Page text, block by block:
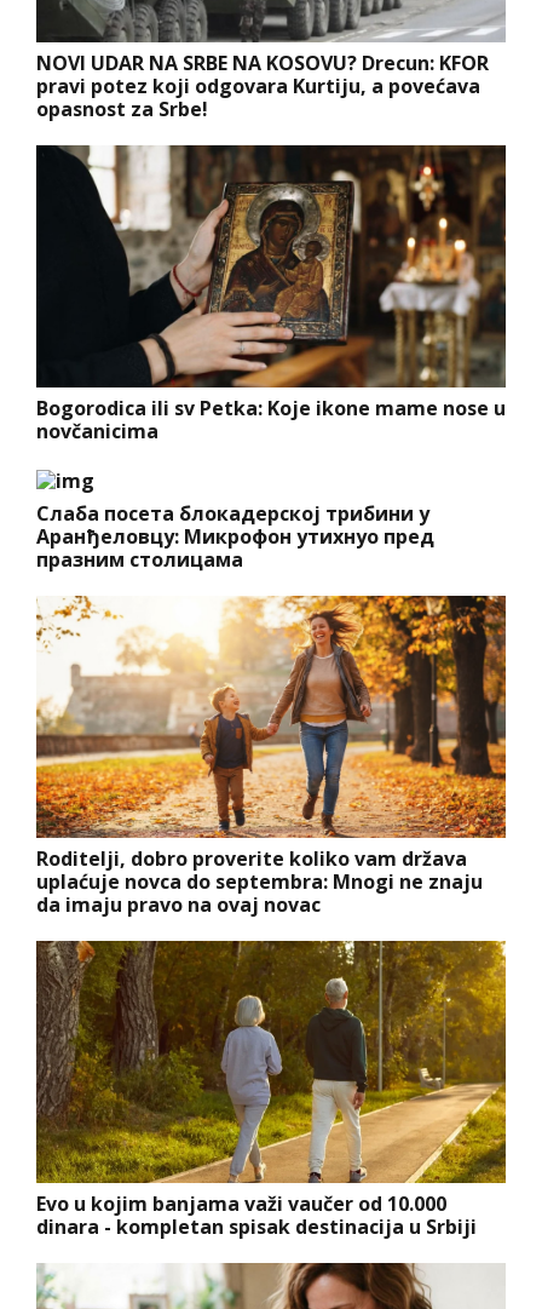
NOVI UDAR NA SRBE NA KOSOVU? Drecun: KFOR
pravi potez koji odgovara Kurtiju, a povećava
opasnost za Srbe!
Bogorodica ili sv Petka: Koje ikone mame nose u
novčanicima
Слаба посета блокадерској трибини у
Аранђеловцу: Микрофон утихнуо пред
празним столицама
Roditelji, dobro proverite koliko vam država
uplaćuje novca do septembra: Mnogi ne znaju
da imaju pravo na ovaj novac
Evo u kojim banjama važi vaučer od 10.000
dinara - kompletan spisak destinacija u Srbiji